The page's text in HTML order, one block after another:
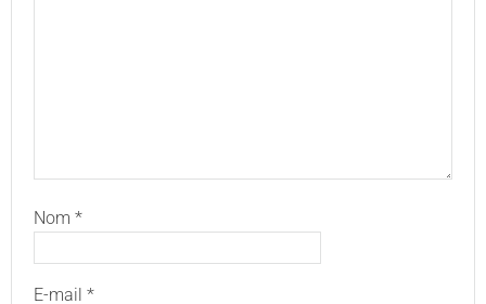
Nom *
E-mail *